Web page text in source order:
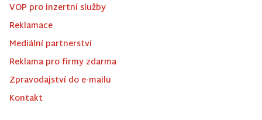
VOP pro inzertní služby
Reklamace
Mediální partnerství
Reklama pro firmy zdarma
Zpravodajství do e-mailu
Kontakt